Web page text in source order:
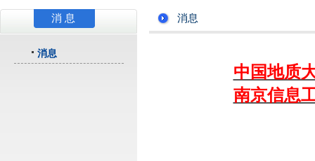
消息
消息
消息
中国地质
南京信息